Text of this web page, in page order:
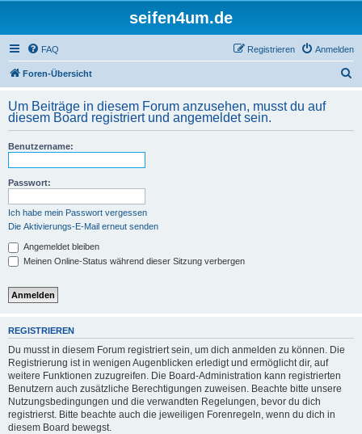
seifen4um.de
FAQ Anmelden
Registrieren
Foren-Übersicht
h
Um Beiträge in diesem Forum anzusehen, musst du auf
diesem Board registriert und angemeldet sein.
Benutzername:
Passwort:
Ich habe mein Passwort vergessen
Die Aktivierungs-E-Mail erneut senden
Angemeldet bleiben
Meinen Online-Status während dieser Sitzung verbergen
REGISTRIEREN
Du musst in diesem Forum registriert sein, um dich anmelden zu können. Die
Registrierung ist in wenigen Augenblicken erledigt und ermöglicht dir, auf
weitere Funktionen zuzugreifen. Die Board-Administration kann registrierten
Benutzern auch zusätzliche Berechtigungen zuweisen. Beachte bitte unsere
Nutzungsbedingungen und die verwandten Regelungen, bevor du dich
registrierst. Bitte beachte auch die jeweiligen Forenregeln, wenn du dich in
diesem Board bewegst.